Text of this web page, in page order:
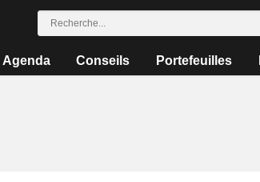
Agenda Conseils Portefeuilles